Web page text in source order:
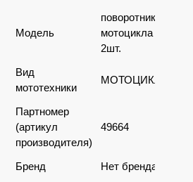
Модель
поворотник для
мотоцикла круглый,
2шт.
Вид
мототехники
МОТОЦИКЛЫ
Партномер
(артикул
производителя)
49664
Бренд
Нет бренда